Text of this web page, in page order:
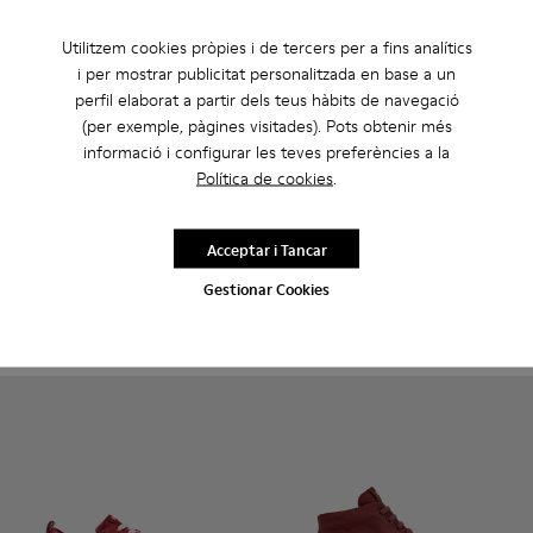
Utilitzem cookies pròpies i de tercers per a fins analítics
i per mostrar publicitat personalitzada en base a un
perfil elaborat a partir dels teus hàbits de navegació
(per exemple, pàgines visitades). Pots obtenir més
informació i configurar les teves preferències a la
Política de cookies.
Gestionar Cookies
Acceptar i Tancar
Pelotas